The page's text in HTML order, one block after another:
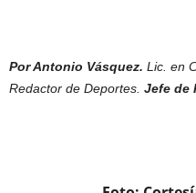
Por Antonio Vásquez. Lic. en
Redactor de Deportes. Jefe de